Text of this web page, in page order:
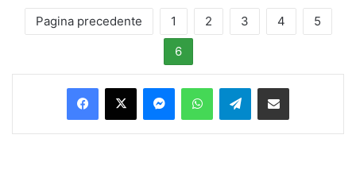
Pagina precedente 1 2 3 4
5
6
Facebook
X MessengerWhatsAppTelegramCondividi via Email